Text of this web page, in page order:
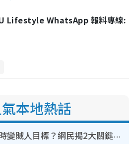
Lifestyle WhatsApp 報料專線:
本地熱話
裝修拆鐵閘隨時變賊人目標？網民揭2大關鍵用途：裝新式等於白裝？附新舊鐵閘分別